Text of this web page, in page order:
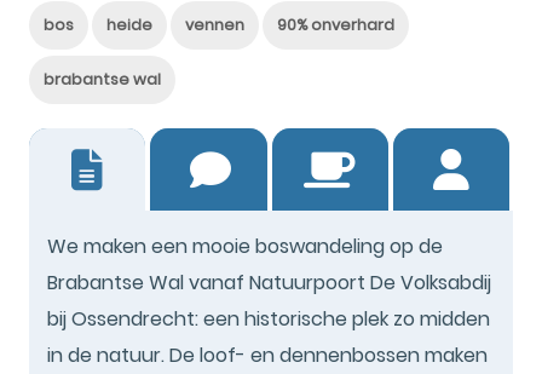
bos heide vennen 90% onverhard
brabantse wal
We maken een mooie boswandeling op de
Brabantse Wal vanaf Natuurpoort De Volksabdij
bij Ossendrecht: een historische plek zo midden
in de natuur. De loof- en dennenbossen maken